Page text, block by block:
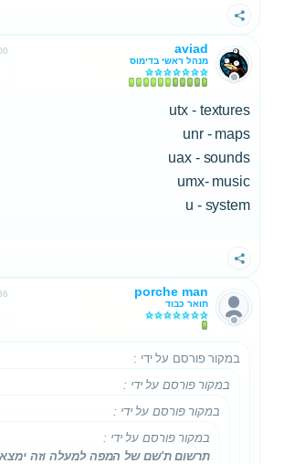
שתף
aviad
מנהל ראשי בדימוס
utx - textures
unr - maps
uax - sounds
umx- music
u - system
שתף
porche man
תואר כבוד
במקור פורסם על ידי :
במקור פורסם על ידי :
במקור פורסם על ידי :
במקור פורסם על ידי :
תרשום ת'שם של המפה למעלה וזה